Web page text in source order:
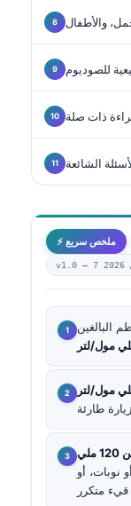
والأطفال
للصوديوم
ذات صلة
الشائعة
⚡ ملخص سريع
v1.0 —
البالغين
أقل من 120 ملي
أو